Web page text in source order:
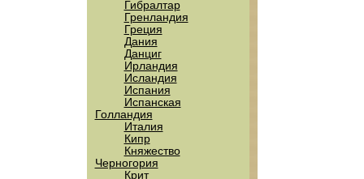
Гибралтар
Гренландия
Греция
Дания
Данциг
Ирландия
Исландия
Испания
Испанская
Голландия
Италия
Кипр
Княжество
Черногория
Крит